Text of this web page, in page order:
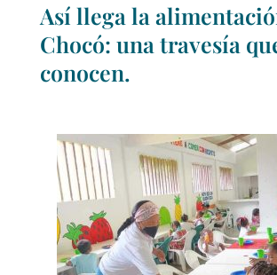
Así llega la
Chocó: una travesía
conocen.